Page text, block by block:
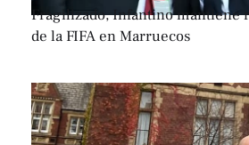
Fragilizado, Infantino mantiene
de la FIFA en Marruecos